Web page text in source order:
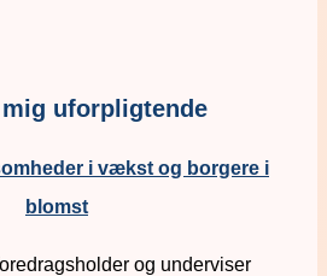
uforpligtende
i vækst og borgere i
blomst
og underviser